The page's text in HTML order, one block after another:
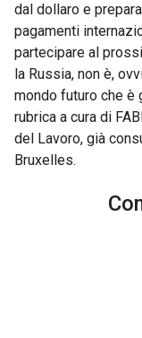
dal dollaro e
pagamenti
partecipare al
la Russia, non è,
mondo futuro che è
rubrica a cura di
del Lavoro, già
Bruxelles.